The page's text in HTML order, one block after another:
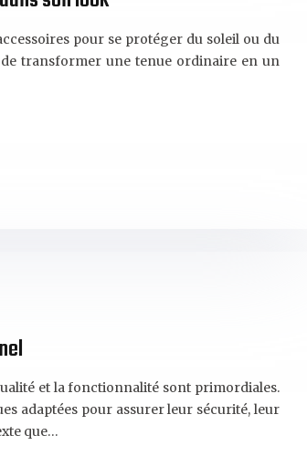
pour se protéger du soleil ou du
transformer une tenue ordinaire en un
et la fonctionnalité sont primordiales.
adaptées pour assurer leur sécurité, leur
que…